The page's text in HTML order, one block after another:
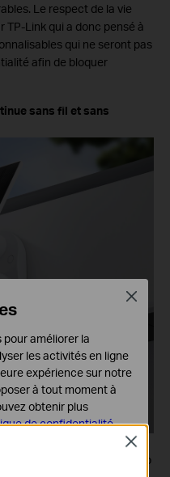
Le respect de la vie
TP-Link qui a donc pensé à
qui ne seront pas
afin de bloquer
sans fil et sans
est assurée avec la Tapo
Close
pour améliorer la
les activités en ligne
expérience sur notre
à tout moment à
obtenir plus
de confidentialité.
fonctionnement du
Close